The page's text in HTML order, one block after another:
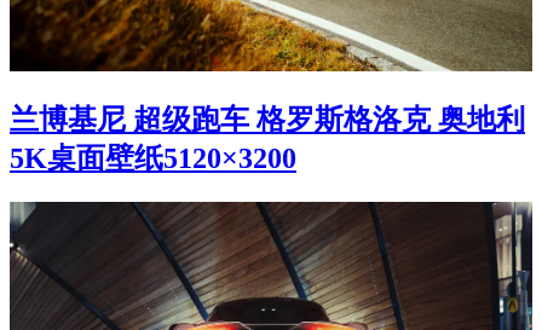
兰博基尼 超级跑车 格罗斯格洛克 奥地利
5K桌面壁纸5120×3200